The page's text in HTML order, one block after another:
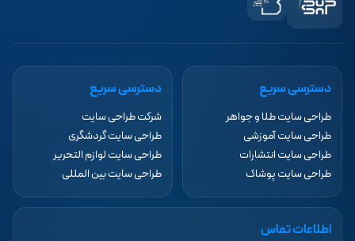
دسترسی سریع
طراحی سایت طلا و جواهر
طراحی سایت آموزشی
طراحی سایت انتشارات
طراحی سایت پوشاک
دسترسی سریع
شرکت طراحی سایت
طراحی سایت گردشگری
طراحی سایت لوازم التحریر
طراحی سایت بین المللی
اطلاعات تماس